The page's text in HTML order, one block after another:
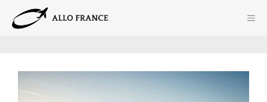
contenu